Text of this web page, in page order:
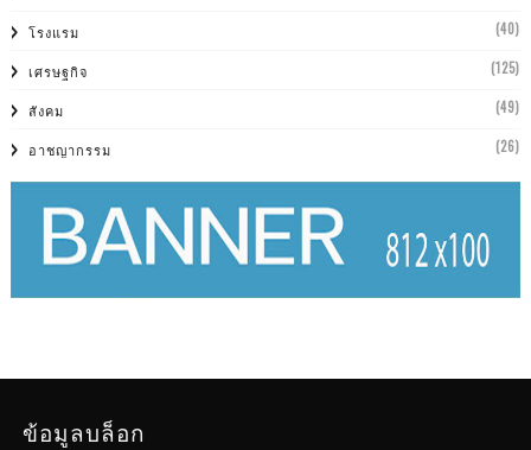
โรงแรม (40)
เศรษฐกิจ (125)
สังคม (49)
อาชญากรรม (26)
ข้อมูลบล็อก